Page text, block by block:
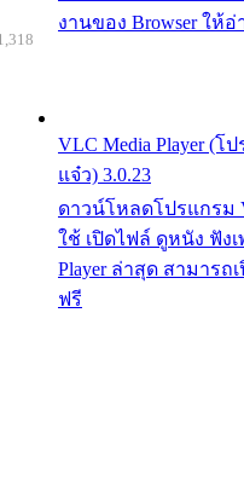
งานของ Browser ให้
VLC Media Player (
แจ๋ว) 3.0.23
ดาวน์โหลดโปรแกรม
ใช้ เปิดไฟล์ ดูหนัง ฟัง
Player ล่าสุด สามารถ
ฟรี